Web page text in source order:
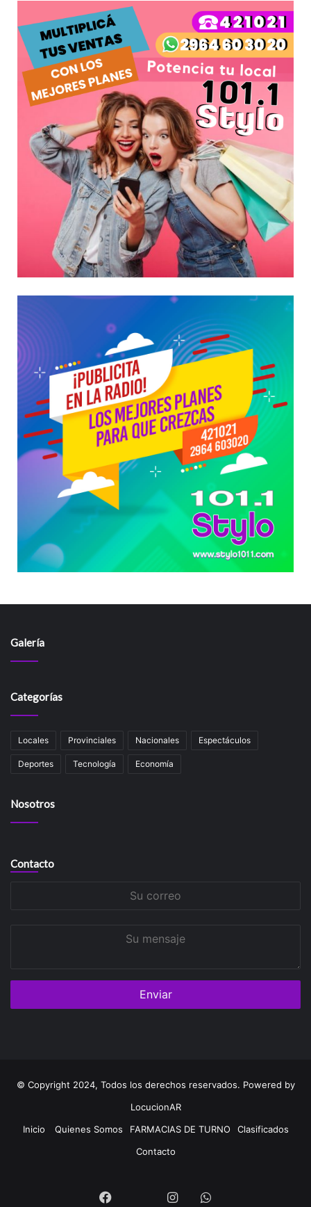
Galería
Categorías
Locales Provinciales Nacionales Espectáculos
Deportes Tecnología Economía
Nosotros
Contacto
© Copyright 2024, Todos los derechos reservados. Powered by
LocucionAR
Inicio
Quienes Somos FARMACIAS DE TURNO
Clasificados
Contacto
Facebook InstagramWhatsapp